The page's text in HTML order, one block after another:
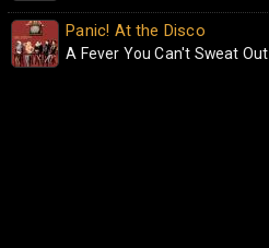
Panic! At the Disco
A Fever You Can't Sweat Out